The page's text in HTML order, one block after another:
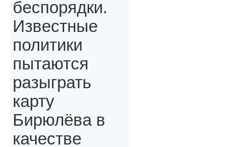
беспорядки.
Известные
политики
пытаются
разыграть
карту
Бирюлёва в
качестве